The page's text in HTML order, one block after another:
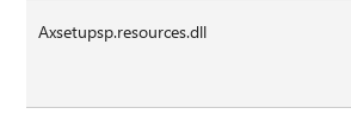
Axsetupsp.resources.dll